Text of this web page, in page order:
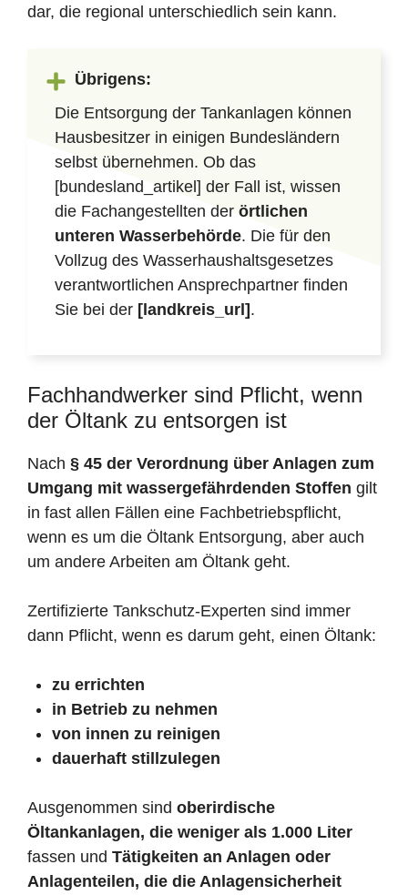
dar, die regional unterschiedlich sein kann.
Übrigens:
Die Entsorgung der Tankanlagen können
Hausbesitzer in einigen Bundesländern
selbst übernehmen. Ob das
[bundesland_artikel] der Fall ist, wissen
die Fachangestellten der örtlichen
unteren Wasserbehörde. Die für den
Vollzug des Wasserhaushaltsgesetzes
verantwortlichen Ansprechpartner finden
Sie bei der [landkreis_url] .
Fachhandwerker sind Pflicht, wenn
der Öltank zu entsorgen ist
Nach § 45 der Verordnung über Anlagen zum
Umgang mit wassergefährdenden Stoffen gilt
in fast allen Fällen eine Fachbetriebspflicht,
wenn es um die Öltank Entsorgung, aber auch
um andere Arbeiten am Öltank geht.
Zertifizierte Tankschutz-Experten sind immer
dann Pflicht, wenn es darum geht, einen Öltank:
zu errichten
in Betrieb zu nehmen
von innen zu reinigen
dauerhaft stillzulegen
Ausgenommen sind oberirdische
Öltankanlagen, die weniger als 1.000 Liter
fassen und Tätigkeiten an Anlagen oder
Anlagenteilen, die die Anlagensicherheit